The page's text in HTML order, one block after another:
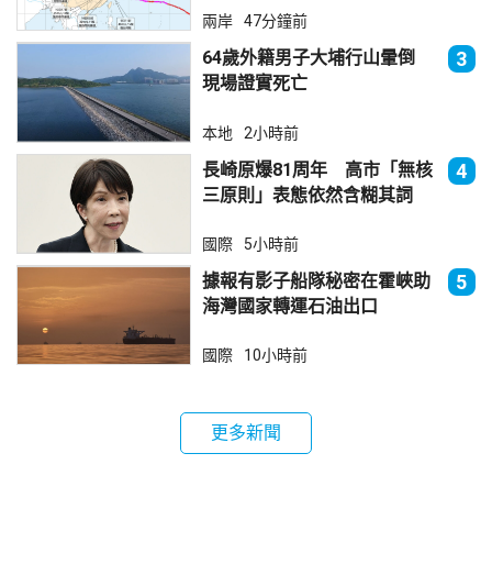
兩岸 47分鐘前
64歲外籍男子大埔行山暈倒
現場證實死亡
3
本地 2小時前
長崎原爆81周年 高市「無核
三原則」表態依然含糊其詞
4
國際 5小時前
據報有影子船隊秘密在霍峽助
海灣國家轉運石油出口
5
國際 10小時前
更多新聞